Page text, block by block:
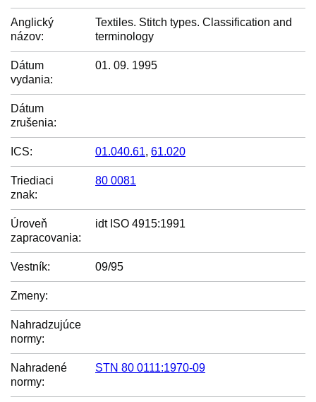
Anglický
názov:
Textiles. Stitch types. Classification and
terminology
Dátum
vydania:
01. 09. 1995
Dátum
zrušenia:
ICS: 01.040.61, 61.020
Triediaci
znak:
80 0081
Úroveň
zapracovania:
idt ISO 4915:1991
Vestník: 09/95
Zmeny:
Nahradzujúce
normy:
Nahradené
normy:
STN 80 0111:1970-09